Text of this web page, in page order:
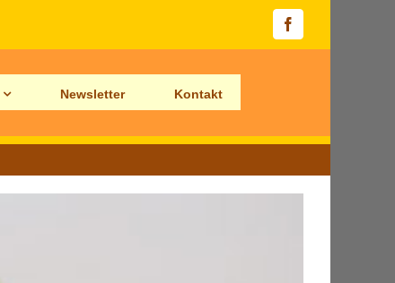
Facebook
Newsletter Kontakt